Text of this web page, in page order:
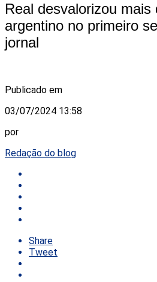
Real desvalorizou mais
argentino no primeiro
jornal
Publicado em
03/07/2024 13:58
por
Redação do blog
Share
Tweet